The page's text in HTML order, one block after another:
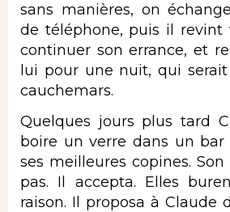
sans manières, on
de téléphone, puis il revint
continuer son errance, et
lui pour une nuit, qui
cauchemars.
Quelques jours plus tard
boire un verre dans un bar
ses meilleures copines. Son
pas. Il accepta. Elles
raison. Il proposa à Claude